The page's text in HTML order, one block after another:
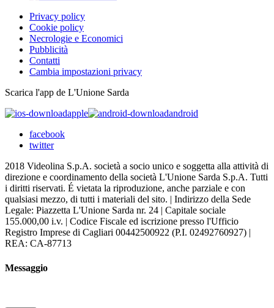
Privacy policy
Cookie policy
Necrologie e Economici
Pubblicità
Contatti
Cambia impostazioni privacy
Scarica l'app de L'Unione Sarda
apple
android
facebook
twitter
2018 Videolina S.p.A. società a socio unico e soggetta alla attività di
direzione e coordinamento della società L'Unione Sarda S.p.A. Tutti
i diritti riservati. É vietata la riproduzione, anche parziale e con
qualsiasi mezzo, di tutti i materiali del sito. | Indirizzo della Sede
Legale: Piazzetta L'Unione Sarda nr. 24 | Capitale sociale
155.000,00 i.v. | Codice Fiscale ed iscrizione presso l'Ufficio
Registro Imprese di Cagliari 00442500922 (P.I. 02492760927) |
REA: CA-87713
Messaggio